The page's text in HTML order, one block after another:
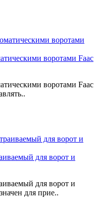
воротами Faac
воротами Faac
для ворот и
для ворот и
для прие..